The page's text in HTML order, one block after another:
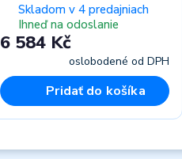
Skladom v 4 predajniach
Ihneď na odoslanie
6 584 Kč
oslobodené od DPH
Pridať do košíka